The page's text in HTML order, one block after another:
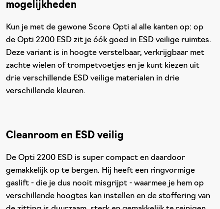
mogelijkheden
Kun je met de gewone Score Opti al alle kanten op: op
de Opti 2200 ESD zit je óók goed in ESD veilige ruimtes.
Deze variant is in hoogte verstelbaar, verkrijgbaar met
zachte wielen of trompetvoetjes en je kunt kiezen uit
drie verschillende ESD veilige materialen in drie
verschillende kleuren.
Cleanroom en ESD veilig
De Opti 2200 ESD is super compact en daardoor
gemakkelijk op te bergen. Hij heeft een ringvormige
gaslift - die je dus nooit misgrijpt - waarmee je hem op
verschillende hoogtes kan instellen en de stoffering van